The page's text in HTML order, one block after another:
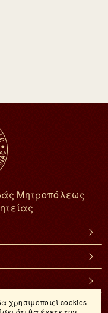
χρησιμοποιεί cookies
Μητροπόλεως